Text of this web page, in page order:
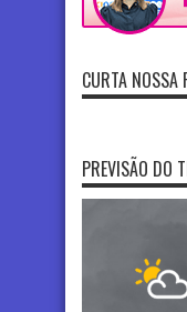
CURTA NOSSA
PREVISÃO DO